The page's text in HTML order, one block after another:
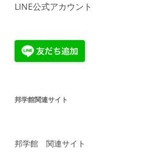
LINE公式アカウント
邦学館関連サイト
邦学館 関連サイト